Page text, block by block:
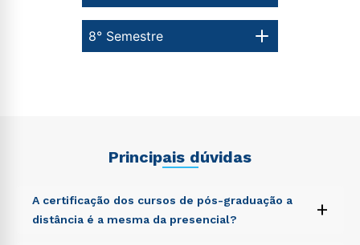
8° Semestre
Principais dúvidas
A certificação dos cursos de pós-graduação a
distância é a mesma da presencial?
+